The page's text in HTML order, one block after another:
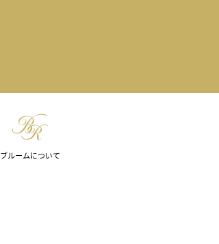
ブルームについて